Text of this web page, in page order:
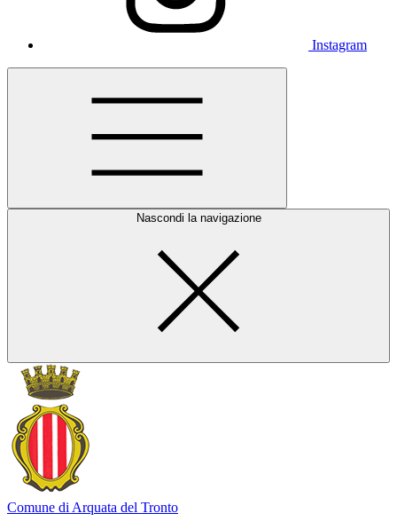
Instagram
Nascondi la navigazione
Comune di Arquata del Tronto